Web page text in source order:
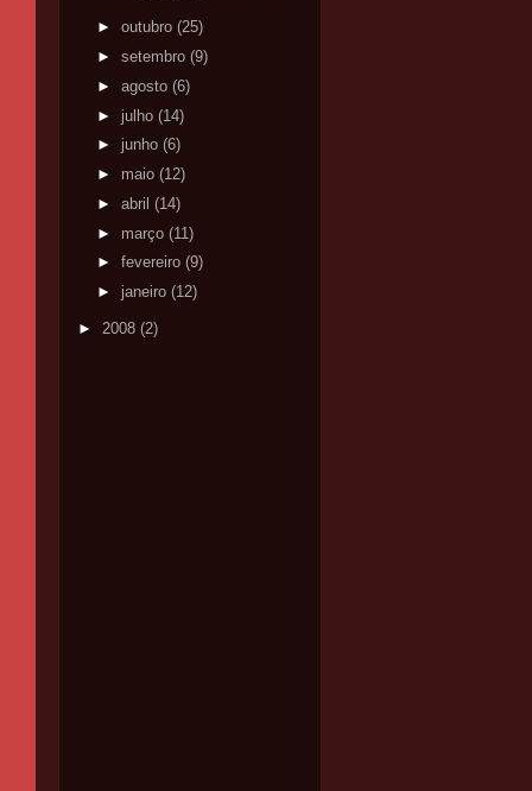
► outubro (25)
► setembro (9)
► agosto (6)
► julho (14)
► junho (6)
► maio (12)
► abril (14)
► março (11)
► fevereiro (9)
► janeiro (12)
► 2008 (2)